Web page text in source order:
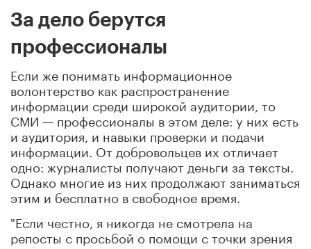
За дело берутся
профессионалы
Если же понимать информационное
волонтерство как распространение
информации среди широкой аудитории, то
СМИ — профессионалы в этом деле: у них есть
и аудитория, и навыки проверки и подачи
информации. От добровольцев их отличает
одно: журналисты получают деньги за тексты.
Однако многие из них продолжают заниматься
этим и бесплатно в свободное время.
"Если честно, я никогда не смотрела на
репосты с просьбой о помощи с точки зрения